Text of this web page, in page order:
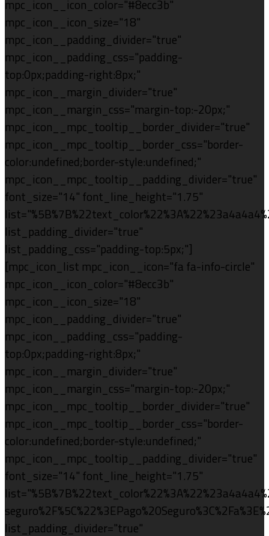
mpc_icon__icon_color="#8ecc3b"
mpc_icon__icon_size="18"
mpc_icon__padding_divider="true"
mpc_icon__padding_css="padding-
top:0px;padding-right:8px;"
mpc_icon__margin_divider="true"
mpc_icon__margin_css="margin-top:-20px;"
mpc_icon__mpc_tooltip__border_divider="true"
mpc_icon__mpc_tooltip__border_css="border-
color:undefined;border-style:undefined;"
mpc_icon__mpc_tooltip__padding_divider="true"
font_size="14" font_line_height="1.75"
list_padding_divider="true"
list_padding_css="padding-top:5px;"]
[mpc_icon_list mpc_icon__icon="fa fa-info-circle"
mpc_icon__icon_color="#8ecc3b"
mpc_icon__icon_size="18"
mpc_icon__padding_divider="true"
mpc_icon__padding_css="padding-
top:0px;padding-right:8px;"
mpc_icon__margin_divider="true"
mpc_icon__margin_css="margin-top:-20px;"
mpc_icon__mpc_tooltip__border_divider="true"
mpc_icon__mpc_tooltip__border_css="border-
color:undefined;border-style:undefined;"
mpc_icon__mpc_tooltip__padding_divider="true"
font_size="14" font_line_height="1.75"
list_padding_divider="true"